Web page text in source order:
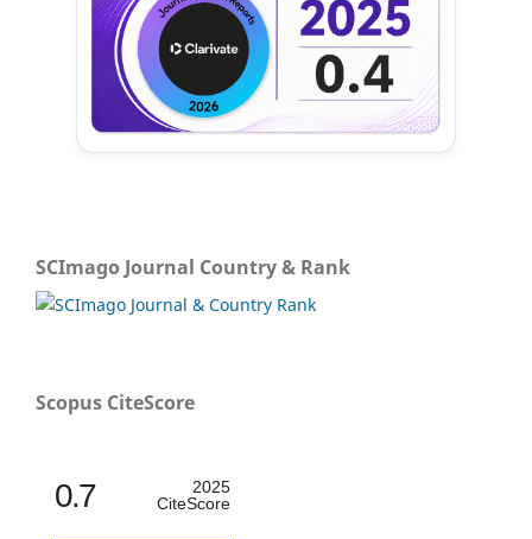
SCImago Journal Country & Rank
Scopus CiteScore
0.7
2025
CiteScore